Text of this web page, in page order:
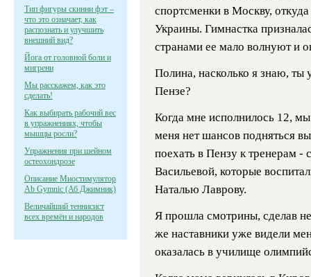
Тип фигуры скинни фэт –
что это означает, как
распознать и улучшить
внешний вид?
Йога от головной боли и
мигрени
Мы расскажем, как это
сделать!
Как выбирать рабочий вес
в упражнениях, чтобы
мышцы росли?
Упражнения при шейном
остеохондрозе
Описание Миостимулятор
Ab Gymnic (Аб Джимник)
Величайший теннисист
всех времён и народов
спортсменки в Москву,
Украины. Гимнастка
странами ее мало волнуют и
Полина, насколько я знаю, ты
Пензе?
Когда мне исполнилось 12,
меня нет шансов подняться
поехать в Пензу к тренерам -
Васильевой, которые
Наталью Лаврову.
Я прошла смотрины, сделав
же наставники уже видели
оказалась в училище